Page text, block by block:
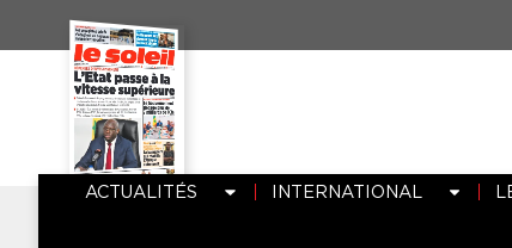
ACTUALITÉS INTERNATIONAL